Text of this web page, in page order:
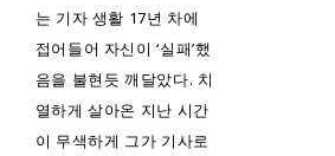
는 기자 생활 17년 차에
접어들어 자신이 ‘실패’했
음을 불현듯 깨달았다. 치
열하게 살아온 지난 시간
이 무색하게 그가 기사로